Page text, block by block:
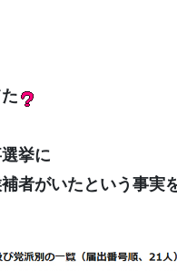
挙に
者がいたという事実